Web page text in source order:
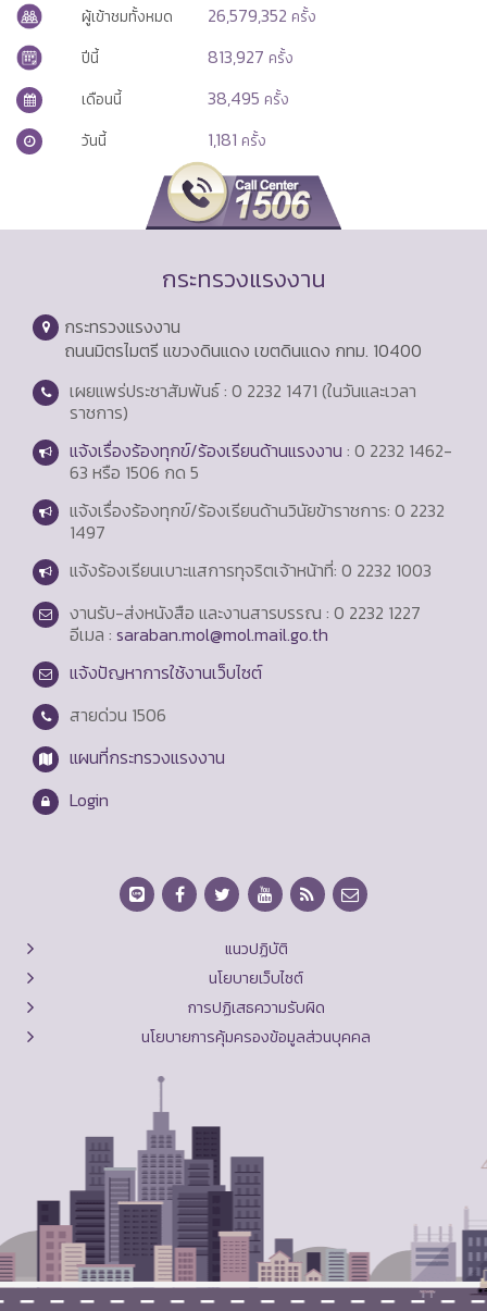
ผู้เข้าชมทั้งหมด 26,579,352 ครั้ง
ปีนี้
813,927 ครั้ง
เดือนนี้
38,495 ครั้ง
วันนี้
1,181 ครั้ง
กระทรวงแรงงาน
กระทรวงแรงงาน
ถนนมิตรไมตรี แขวงดินแดง เขตดินแดง กทม. 10400
เผยแพร่ประชาสัมพันธ์ : 0 2232 1471 (ในวันและเวลา
ราชการ)
แจ้งเรื่องร้องทุกข์/ร้องเรียนด้านแรงงาน : 0 2232 1462-
63 หรือ 1506 กด 5
แจ้งเรื่องร้องทุกข์/ร้องเรียนด้านวินัยข้าราชการ: 0 2232
1497
แจ้งร้องเรียนเบาะแสการทุจริตเจ้าหน้าที่: 0 2232 1003
งานรับ-ส่งหนังสือ และงานสารบรรณ : 0 2232 1227
อีเมล : saraban.mol@mol.mail.go.th
แจ้งปัญหาการใช้งานเว็บไซต์
สายด่วน 1506
แผนที่กระทรวงแรงงาน
Login
แนวปฏิบัติ
นโยบายเว็บไซต์
การปฏิเสธความรับผิด
นโยบายการคุ้มครองข้อมูลส่วนบุคคล